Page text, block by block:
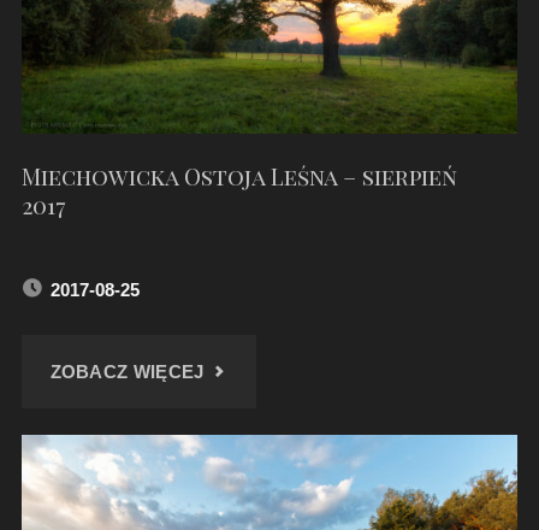
Miechowicka Ostoja Leśna – sierpień
2017
2017-08-25
ZOBACZ WIĘCEJ"MIECHOWICKA
LEŚNA